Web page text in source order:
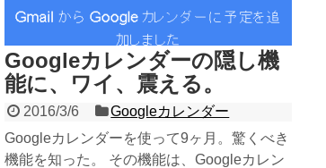
Googleカレンダーの隠し機
能に、ワイ、震える。
2016/3/6
Googleカレンダー
Googleカレンダーを使って9ヶ月。驚くべき
機能を知った。 その機能は、Googleカレン